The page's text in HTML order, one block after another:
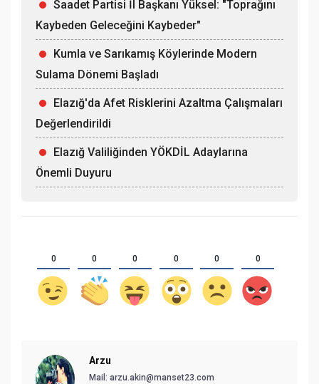
Saadet Partisi İl Başkanı Yüksel: "Toprağını
Kaybeden Geleceğini Kaybeder"
Kumla ve Sarıkamış Köylerinde Modern
Sulama Dönemi Başladı
Elazığ'da Afet Risklerini Azaltma Çalışmaları
Değerlendirildi
Elazığ Valiliğinden YÖKDİL Adaylarına
Önemli Duyuru
0 0 0 0 0 0
Arzu
Mail: arzu.akin@manset23.com